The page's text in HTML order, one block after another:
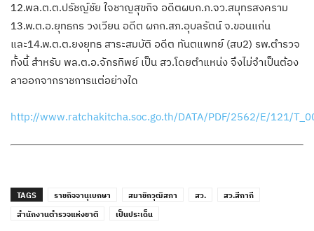
12.พล.ต.ต.ปรัชญ์ชัย ใจชาญสุขกิจ อดีตผบก.ภ.จว.สมุทรสงคราม
13.พ.ต.อ.ยุทธกร วงเวียน อดีต ผกก.สภ.อุบลรัตน์ จ.ขอนแก่น
และ14.พ.ต.ต.ยงยุทธ สาระสมบัติ อดีต ทันตแพทย์ (สบ2) รพ.ตำรวจ
ทั้งนี้ สำหรับ พล.ต.อ.จักรทิพย์ เป็น สว.โดยตำแหน่ง จึงไม่จำเป็นต้อง
ลาออกจากราชการแต่อย่างใด
http://www.ratchakitcha.soc.go.th/DATA/PDF/2562/E/121/
TAGS ราชกิจจานุเบกษา สมาชิกวุฒิสภา สว.
สว.สีกากี
สำนักงานตำรวจแห่งชาติ
เป็นประเด็น